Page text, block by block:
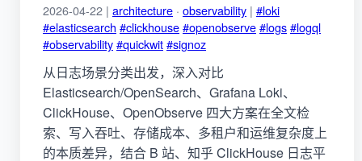
2026-04-22 | architecture · observability | #loki
#elasticsearch #clickhouse#openobserve#logs#logql
#observability#quickwit#signoz
从日志场景分类出发，深入对比
Elasticsearch/OpenSearch、Grafana Loki、
ClickHouse、OpenObserve 四大方案在全文检
索、写入吞吐、存储成本、多租户和运维复杂度上
的本质差异，结合 B 站、知乎 ClickHouse 日志平